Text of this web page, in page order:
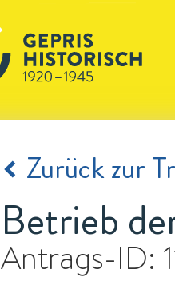
Zurück zur
Betrieb
Antrags-ID: